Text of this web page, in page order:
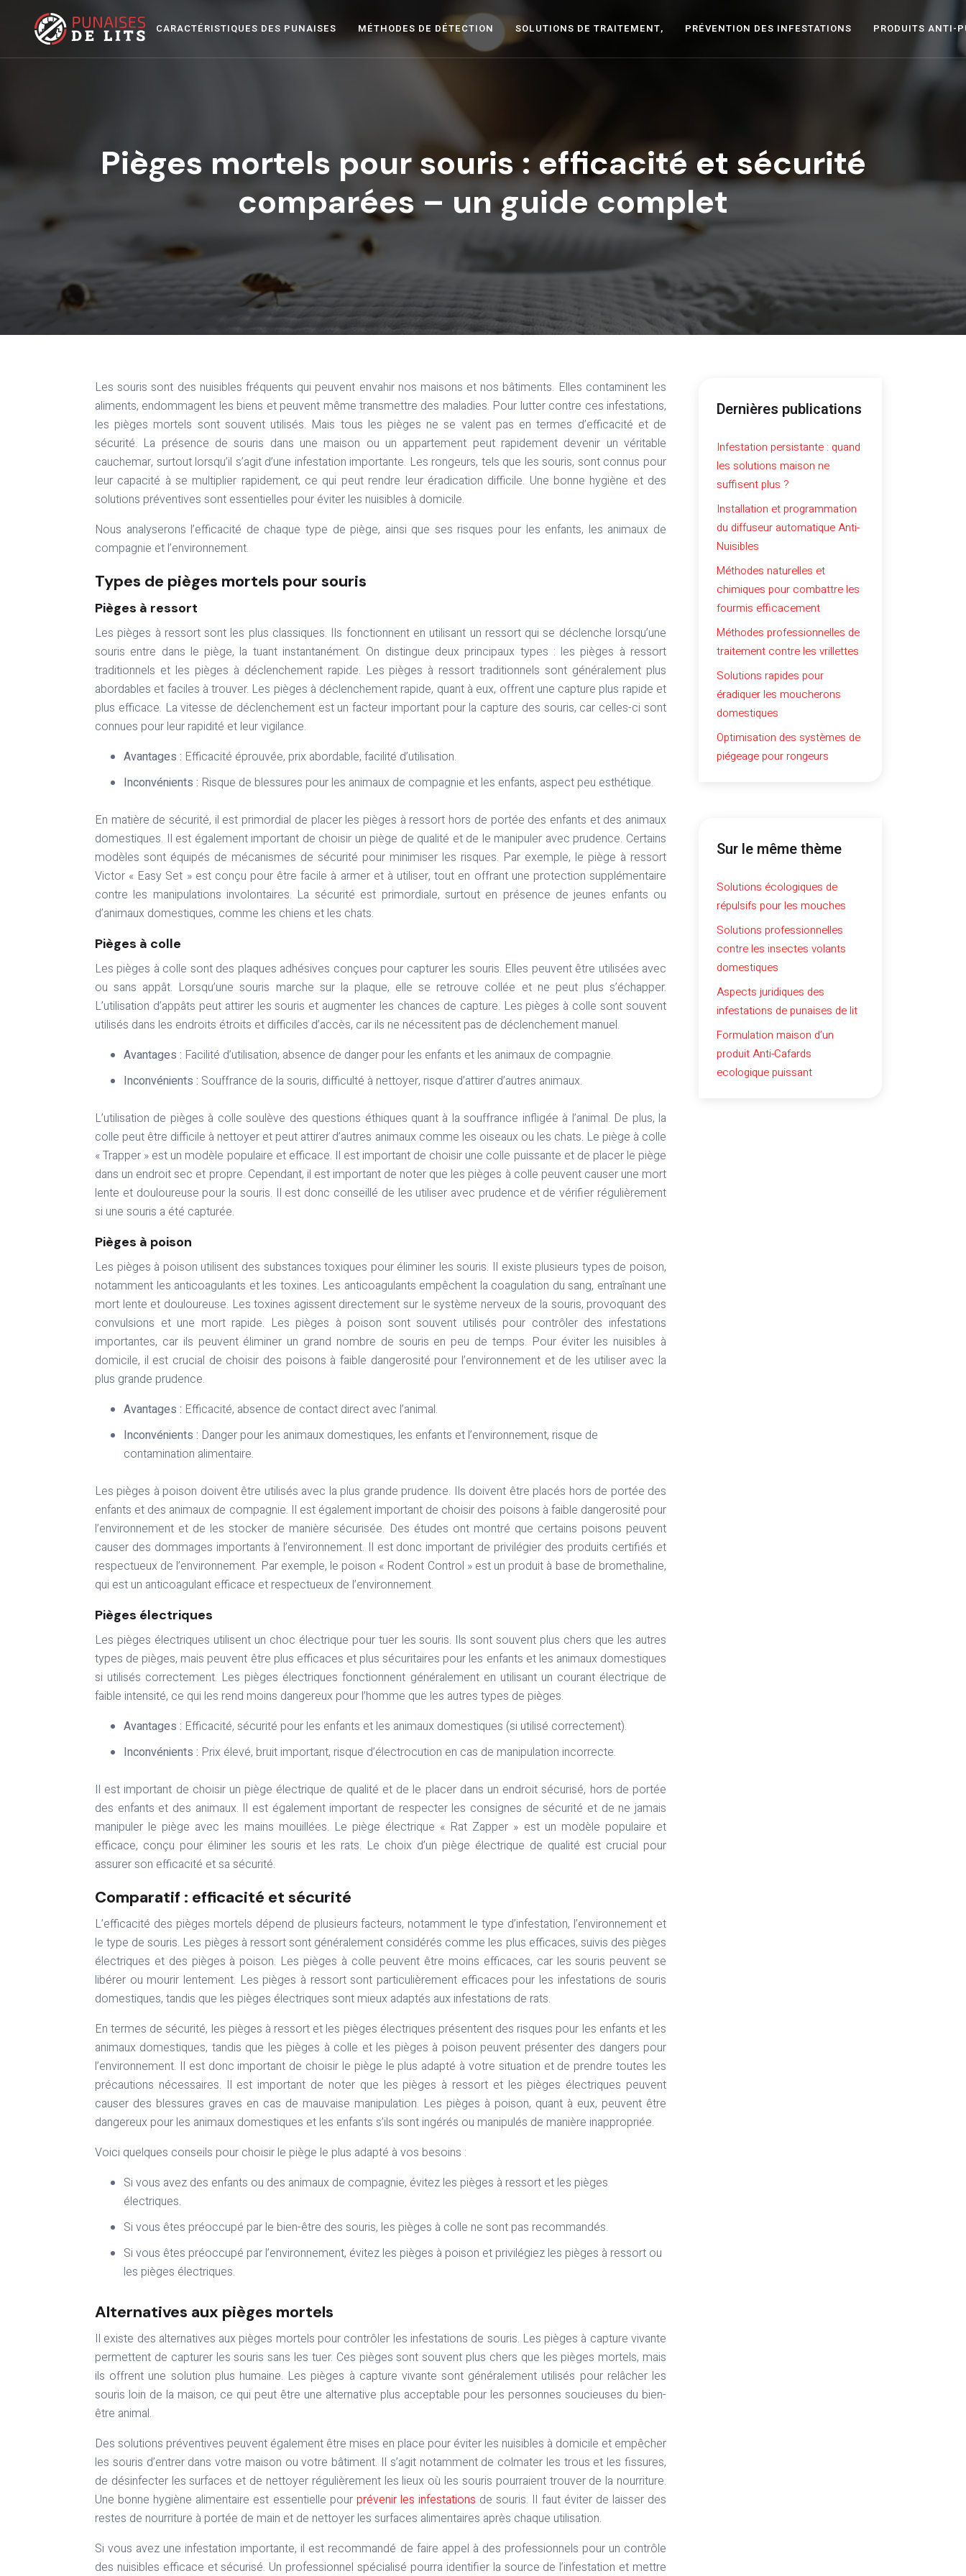
CARACTÉRISTIQUES DES PUNAISES MÉTHODES DE DÉTECTION SOLUTIONS DE TRAITEMENT, PRÉVENTION DES INFESTATIONS PRODUITS ANTI-
Pièges mortels pour souris : efficacité et sécurité
comparées – un guide complet
Les souris sont des nuisibles fréquents qui peuvent envahir nos maisons et nos bâtiments. Elles contaminent les
aliments, endommagent les biens et peuvent même transmettre des maladies. Pour lutter contre ces infestations,
les pièges mortels sont souvent utilisés. Mais tous les pièges ne se valent pas en termes d’efficacité et de
sécurité. La présence de souris dans une maison ou un appartement peut rapidement devenir un véritable
cauchemar, surtout lorsqu’il s’agit d’une infestation importante. Les rongeurs, tels que les souris, sont connus pour
leur capacité à se multiplier rapidement, ce qui peut rendre leur éradication difficile. Une bonne hygiène et des
solutions préventives sont essentielles pour éviter les nuisibles à domicile.
Nous analyserons l’efficacité de chaque type de piège, ainsi que ses risques pour les enfants, les animaux de
compagnie et l’environnement.
Types de pièges mortels pour souris
Pièges à ressort
Les pièges à ressort sont les plus classiques. Ils fonctionnent en utilisant un ressort qui se déclenche lorsqu’une
souris entre dans le piège, la tuant instantanément. On distingue deux principaux types : les pièges à ressort
traditionnels et les pièges à déclenchement rapide. Les pièges à ressort traditionnels sont généralement plus
abordables et faciles à trouver. Les pièges à déclenchement rapide, quant à eux, offrent une capture plus rapide et
plus efficace. La vitesse de déclenchement est un facteur important pour la capture des souris, car celles-ci sont
connues pour leur rapidité et leur vigilance.
Avantages : Efficacité éprouvée, prix abordable, facilité d’utilisation.
Inconvénients : Risque de blessures pour les animaux de compagnie et les enfants, aspect peu esthétique.
En matière de sécurité, il est primordial de placer les pièges à ressort hors de portée des enfants et des animaux
domestiques. Il est également important de choisir un piège de qualité et de le manipuler avec prudence. Certains
modèles sont équipés de mécanismes de sécurité pour minimiser les risques. Par exemple, le piège à ressort
Victor « Easy Set » est conçu pour être facile à armer et à utiliser, tout en offrant une protection supplémentaire
contre les manipulations involontaires. La sécurité est primordiale, surtout en présence de jeunes enfants ou
d’animaux domestiques, comme les chiens et les chats.
Pièges à colle
Les pièges à colle sont des plaques adhésives conçues pour capturer les souris. Elles peuvent être utilisées avec
ou sans appât. Lorsqu’une souris marche sur la plaque, elle se retrouve collée et ne peut plus s’échapper.
L’utilisation d’appâts peut attirer les souris et augmenter les chances de capture. Les pièges à colle sont souvent
utilisés dans les endroits étroits et difficiles d’accès, car ils ne nécessitent pas de déclenchement manuel.
Avantages : Facilité d’utilisation, absence de danger pour les enfants et les animaux de compagnie.
Inconvénients : Souffrance de la souris, difficulté à nettoyer, risque d’attirer d’autres animaux.
L’utilisation de pièges à colle soulève des questions éthiques quant à la souffrance infligée à l’animal. De plus, la
colle peut être difficile à nettoyer et peut attirer d’autres animaux comme les oiseaux ou les chats. Le piège à colle
« Trapper » est un modèle populaire et efficace. Il est important de choisir une colle puissante et de placer le piège
dans un endroit sec et propre. Cependant, il est important de noter que les pièges à colle peuvent causer une mort
lente et douloureuse pour la souris. Il est donc conseillé de les utiliser avec prudence et de vérifier régulièrement
si une souris a été capturée.
Pièges à poison
Les pièges à poison utilisent des substances toxiques pour éliminer les souris. Il existe plusieurs types de poison,
notamment les anticoagulants et les toxines. Les anticoagulants empêchent la coagulation du sang, entraînant une
mort lente et douloureuse. Les toxines agissent directement sur le système nerveux de la souris, provoquant des
convulsions et une mort rapide. Les pièges à poison sont souvent utilisés pour contrôler des infestations
importantes, car ils peuvent éliminer un grand nombre de souris en peu de temps. Pour éviter les nuisibles à
domicile, il est crucial de choisir des poisons à faible dangerosité pour l’environnement et de les utiliser avec la
plus grande prudence.
Avantages : Efficacité, absence de contact direct avec l’animal.
Inconvénients : Danger pour les animaux domestiques, les enfants et l’environnement, risque de
contamination alimentaire.
Les pièges à poison doivent être utilisés avec la plus grande prudence. Ils doivent être placés hors de portée des
enfants et des animaux de compagnie. Il est également important de choisir des poisons à faible dangerosité pour
l’environnement et de les stocker de manière sécurisée. Des études ont montré que certains poisons peuvent
causer des dommages importants à l’environnement. Il est donc important de privilégier des produits certifiés et
respectueux de l’environnement. Par exemple, le poison « Rodent Control » est un produit à base de bromethaline,
qui est un anticoagulant efficace et respectueux de l’environnement.
Pièges électriques
Les pièges électriques utilisent un choc électrique pour tuer les souris. Ils sont souvent plus chers que les autres
types de pièges, mais peuvent être plus efficaces et plus sécuritaires pour les enfants et les animaux domestiques
si utilisés correctement. Les pièges électriques fonctionnent généralement en utilisant un courant électrique de
faible intensité, ce qui les rend moins dangereux pour l’homme que les autres types de pièges.
Avantages : Efficacité, sécurité pour les enfants et les animaux domestiques (si utilisé correctement).
Inconvénients : Prix élevé, bruit important, risque d’électrocution en cas de manipulation incorrecte.
Il est important de choisir un piège électrique de qualité et de le placer dans un endroit sécurisé, hors de portée
des enfants et des animaux. Il est également important de respecter les consignes de sécurité et de ne jamais
manipuler le piège avec les mains mouillées. Le piège électrique « Rat Zapper » est un modèle populaire et
efficace, conçu pour éliminer les souris et les rats. Le choix d’un piège électrique de qualité est crucial pour
assurer son efficacité et sa sécurité.
Comparatif : efficacité et sécurité
L’efficacité des pièges mortels dépend de plusieurs facteurs, notamment le type d’infestation, l’environnement et
le type de souris. Les pièges à ressort sont généralement considérés comme les plus efficaces, suivis des pièges
électriques et des pièges à poison. Les pièges à colle peuvent être moins efficaces, car les souris peuvent se
libérer ou mourir lentement. Les pièges à ressort sont particulièrement efficaces pour les infestations de souris
domestiques, tandis que les pièges électriques sont mieux adaptés aux infestations de rats.
En termes de sécurité, les pièges à ressort et les pièges électriques présentent des risques pour les enfants et les
animaux domestiques, tandis que les pièges à colle et les pièges à poison peuvent présenter des dangers pour
l’environnement. Il est donc important de choisir le piège le plus adapté à votre situation et de prendre toutes les
précautions nécessaires. Il est important de noter que les pièges à ressort et les pièges électriques peuvent
causer des blessures graves en cas de mauvaise manipulation. Les pièges à poison, quant à eux, peuvent être
dangereux pour les animaux domestiques et les enfants s’ils sont ingérés ou manipulés de manière inappropriée.
Voici quelques conseils pour choisir le piège le plus adapté à vos besoins :
Si vous avez des enfants ou des animaux de compagnie, évitez les pièges à ressort et les pièges
électriques.
Si vous êtes préoccupé par le bien-être des souris, les pièges à colle ne sont pas recommandés.
Si vous êtes préoccupé par l’environnement, évitez les pièges à poison et privilégiez les pièges à ressort ou
les pièges électriques.
Alternatives aux pièges mortels
Il existe des alternatives aux pièges mortels pour contrôler les infestations de souris. Les pièges à capture vivante
permettent de capturer les souris sans les tuer. Ces pièges sont souvent plus chers que les pièges mortels, mais
ils offrent une solution plus humaine. Les pièges à capture vivante sont généralement utilisés pour relâcher les
souris loin de la maison, ce qui peut être une alternative plus acceptable pour les personnes soucieuses du bien-
être animal.
Des solutions préventives peuvent également être mises en place pour éviter les nuisibles à domicile et empêcher
les souris d’entrer dans votre maison ou votre bâtiment. Il s’agit notamment de colmater les trous et les fissures,
de désinfecter les surfaces et de nettoyer régulièrement les lieux où les souris pourraient trouver de la nourriture.
Une bonne hygiène alimentaire est essentielle pour prévenir les infestations de souris. Il faut éviter de laisser des
restes de nourriture à portée de main et de nettoyer les surfaces alimentaires après chaque utilisation.
Si vous avez une infestation importante, il est recommandé de faire appel à des professionnels pour un contrôle
des nuisibles efficace et sécurisé. Un professionnel spécialisé pourra identifier la source de l’infestation et mettre
Dernières publications
Infestation persistante : quand
les solutions maison ne
suffisent plus ?
Installation et programmation
du diffuseur automatique Anti-
Nuisibles
Méthodes naturelles et
chimiques pour combattre les
fourmis efficacement
Méthodes professionnelles de
traitement contre les vrillettes
Solutions rapides pour
éradiquer les moucherons
domestiques
Optimisation des systèmes de
piégeage pour rongeurs
Sur le même thème
Solutions écologiques de
répulsifs pour les mouches
Solutions professionnelles
contre les insectes volants
domestiques
Aspects juridiques des
infestations de punaises de lit
Formulation maison d’un
produit Anti-Cafards
ecologique puissant